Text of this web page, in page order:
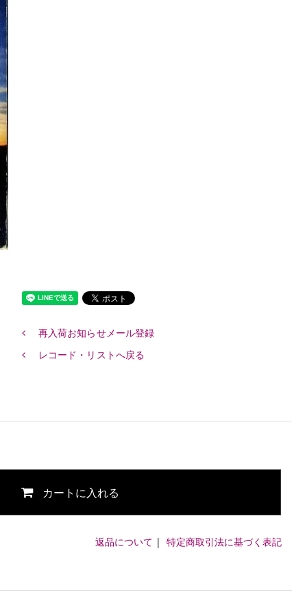
再入荷お知らせメール登録
レコード・リストへ戻る
カートに入れる
返品について | 特定商取引法に基づく表記